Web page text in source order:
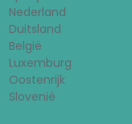
Nederland
Duitsland
België
Luxemburg
Oostenrijk
Slovenië